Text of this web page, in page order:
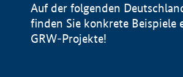
Auf der folgenden
finden Sie konkrete Beispiele
GRW-Projekte!